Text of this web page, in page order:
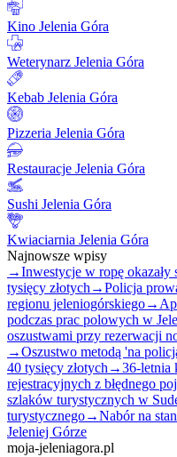
Kino Jelenia Góra
Weterynarz Jelenia Góra
Kebab Jelenia Góra
Pizzeria Jelenia Góra
Restauracje Jelenia Góra
Sushi Jelenia Góra
Kwiaciarnia Jelenia Góra
Najnowsze wpisy
→Inwestycje w ropę okazały
tysięcy złotych →Policja
regionu jeleniogórskiego→
podczas prac polowych w
oszustwami przy rezerwacji
→Oszustwo metodą 'na
40 tysięcy złotych →36-letnia
rejestracyjnych z błędnego
szlaków turystycznych w
turystycznego→Nabór na
Jeleniej Górze
moja-jeleniagora.pl